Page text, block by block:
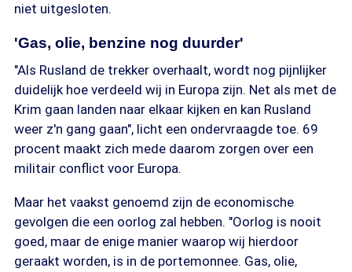
niet uitgesloten.
'Gas, olie, benzine nog duurder'
"Als Rusland de trekker overhaalt, wordt nog pijnlijker
duidelijk hoe verdeeld wij in Europa zijn. Net als met de
Krim gaan landen naar elkaar kijken en kan Rusland
weer z'n gang gaan", licht een ondervraagde toe. 69
procent maakt zich mede daarom zorgen over een
militair conflict voor Europa.
Maar het vaakst genoemd zijn de economische
gevolgen die een oorlog zal hebben. "Oorlog is nooit
goed, maar de enige manier waarop wij hierdoor
geraakt worden, is in de portemonnee. Gas, olie,